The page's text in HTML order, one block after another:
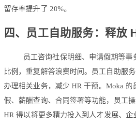
留存率提升了 20%。
四、员工自助服务：释放
员工咨询社保明细、申请假期等事
比例，重复解答浪费时间。员工自助服
办理相关业务，减少 HR 干预。Moka 的
假、薪酬查询、合同签署等功能，员工操
HR 得以将更多精力投入到人才发展、